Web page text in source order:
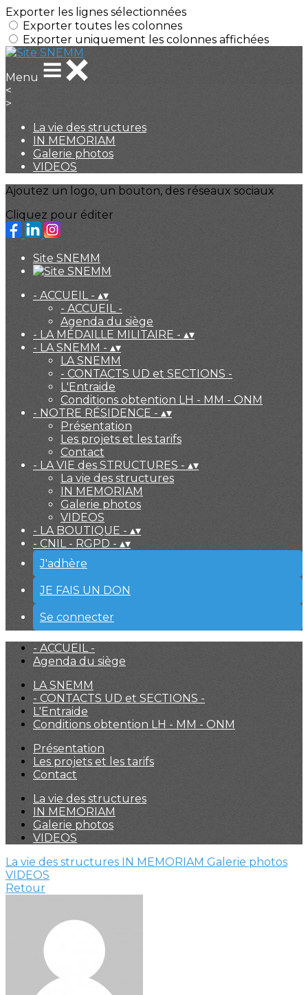
Exporter les lignes sélectionnées
Exporter toutes les colonnes
Exporter uniquement les colonnes affichées
Menu
<
>
La vie des structures
IN MEMORIAM
Galerie photos
VIDEOS
Ajoutez un logo, un bouton, des réseaux sociaux
Cliquez pour éditer
Site SNEMM
- ACCUEIL - ▴▾
- ACCUEIL -
Agenda du siège
- LA MÉDAILLE MILITAIRE - ▴▾
- LA SNEMM - ▴▾
LA SNEMM
- CONTACTS UD et SECTIONS -
L'Entraide
Conditions obtention LH - MM - ONM
- NOTRE RÉSIDENCE - ▴▾
Présentation
Les projets et les tarifs
Contact
- LA VIE des STRUCTURES - ▴▾
La vie des structures
IN MEMORIAM
Galerie photos
VIDEOS
- LA BOUTIQUE - ▴▾
- CNIL - RGPD - ▴▾
J'adhère
JE FAIS UN DON
Se connecter
- ACCUEIL -
Agenda du siège
LA SNEMM
- CONTACTS UD et SECTIONS -
L'Entraide
Conditions obtention LH - MM - ONM
Présentation
Les projets et les tarifs
Contact
La vie des structures
IN MEMORIAM
Galerie photos
VIDEOS
La vie des structures IN MEMORIAM Galerie photos
VIDEOS
Retour